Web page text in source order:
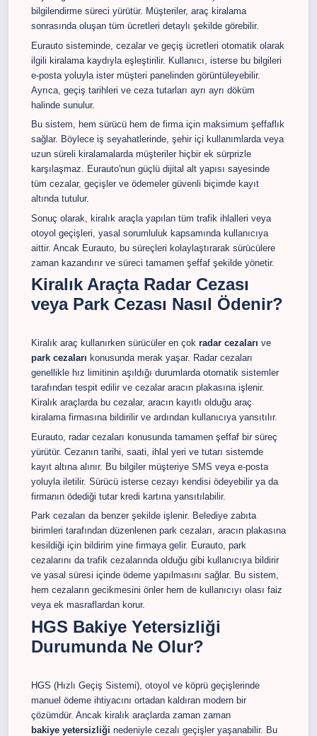
bilgilendirme süreci yürütür. Müşteriler, araç kiralama
sonrasında oluşan tüm ücretleri detaylı şekilde görebilir.
Eurauto sisteminde, cezalar ve geçiş ücretleri otomatik olarak
ilgili kiralama kaydıyla eşleştirilir. Kullanıcı, isterse bu bilgileri
e-posta yoluyla ister müşteri panelinden görüntüleyebilir.
Ayrıca, geçiş tarihleri ve ceza tutarları ayrı ayrı döküm
halinde sunulur.
Bu sistem, hem sürücü hem de firma için maksimum şeffaflık
sağlar. Böylece iş seyahatlerinde, şehir içi kullanımlarda veya
uzun süreli kiralamalarda müşteriler hiçbir ek sürprizle
karşılaşmaz. Eurauto'nun güçlü dijital alt yapısı sayesinde
tüm cezalar, geçişler ve ödemeler güvenli biçimde kayıt
altında tutulur.
Sonuç olarak, kiralık araçla yapılan tüm trafik ihlalleri veya
otoyol geçişleri, yasal sorumluluk kapsamında kullanıcıya
aittir. Ancak Eurauto, bu süreçleri kolaylaştırarak sürücülere
zaman kazandırır ve süreci tamamen şeffaf şekilde yönetir.
Kiralık Araçta Radar Cezası
veya Park Cezası Nasıl Ödenir?
Kiralık araç kullanırken sürücüler en çok radar cezaları ve
park cezaları konusunda merak yaşar. Radar cezaları
genellikle hız limitinin aşıldığı durumlarda otomatik sistemler
tarafından tespit edilir ve cezalar aracın plakasına işlenir.
Kiralık araçlarda bu cezalar, aracın kayıtlı olduğu araç
kiralama firmasına bildirilir ve ardından kullanıcıya yansıtılır.
Eurauto, radar cezaları konusunda tamamen şeffaf bir süreç
yürütür. Cezanın tarihi, saati, ihlal yeri ve tutarı sistemde
kayıt altına alınır. Bu bilgiler müşteriye SMS veya e-posta
yoluyla iletilir. Sürücü isterse cezayı kendisi ödeyebilir ya da
firmanın ödediği tutar kredi kartına yansıtılabilir.
Park cezaları da benzer şekilde işlenir. Belediye zabıta
birimleri tarafından düzenlenen park cezaları, aracın plakasına
kesildiği için bildirim yine firmaya gelir. Eurauto, park
cezalarını da trafik cezalarında olduğu gibi kullanıcıya bildirir
ve yasal süresi içinde ödeme yapılmasını sağlar. Bu sistem,
hem cezaların gecikmesini önler hem de kullanıcıyı olası faiz
veya ek masraflardan korur.
HGS Bakiye Yetersizliği
Durumunda Ne Olur?
HGS (Hızlı Geçiş Sistemi), otoyol ve köprü geçişlerinde
manuel ödeme ihtiyacını ortadan kaldıran modern bir
çözümdür. Ancak kiralık araçlarda zaman zaman
bakiye yetersizliği nedeniyle cezalı geçişler yaşanabilir. Bu